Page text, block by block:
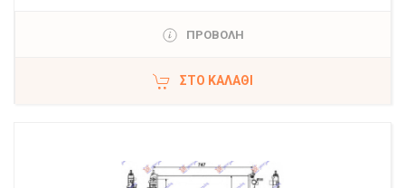
ΠΡΟΒΟΛΗ
ΣΤΟ ΚΑΛΆΘΙ